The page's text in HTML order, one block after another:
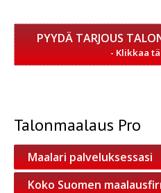
PYYDÄ TARJOUS
Talonmaalaus Pro
Maalari palveluksessasi
Koko Suomen